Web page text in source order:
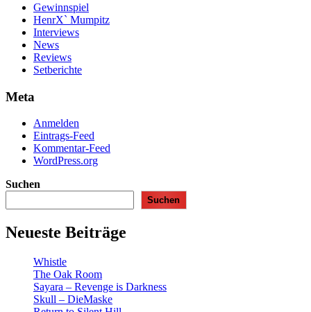
Gewinnspiel
HenrX` Mumpitz
Interviews
News
Reviews
Setberichte
Meta
Anmelden
Eintrags-Feed
Kommentar-Feed
WordPress.org
Suchen
Suchen
Neueste Beiträge
Whistle
The Oak Room
Sayara – Revenge is Darkness
Skull – DieMaske